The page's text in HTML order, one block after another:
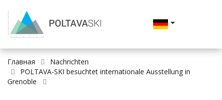
Главная
Nachrichten
POLTAVA-SKI besuchtet internationale Ausstellung in
Grenoble